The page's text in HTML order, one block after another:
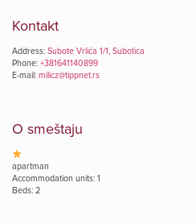
Kontakt
Address: Subote Vrlića 1/1, Subotica
Phone: +381641140899
E-mail: milicz@tippnet.rs
O smeštaju
apartman
Accommodation units: 1
Beds: 2